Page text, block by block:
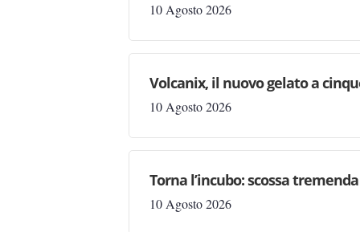
10 Agosto 2026
Volcanix, il nuovo gelato a
10 Agosto 2026
Torna l’incubo: scossa
10 Agosto 2026